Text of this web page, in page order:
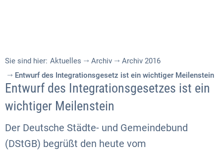
Sie sind hier: Aktuelles Archiv
Archiv 2016
Entwurf des Integrationsgesetz ist ein wichtiger Meilenstein
Entwurf des Integrationsgesetzes ist ein
wichtiger Meilenstein
Der Deutsche Städte- und Gemeindebund
(DStGB) begrüßt den heute vom